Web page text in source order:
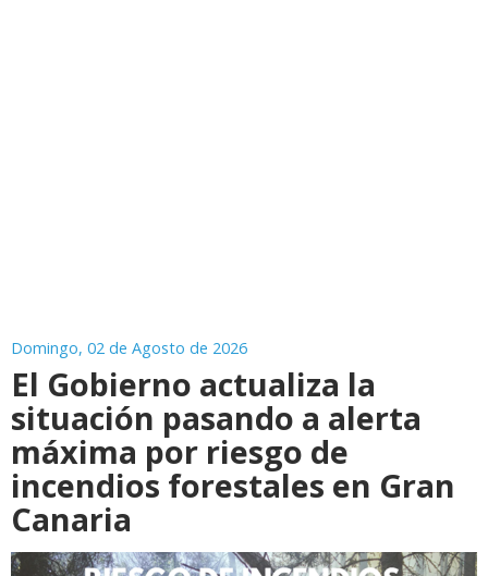
Domingo, 02 de Agosto de 2026
El Gobierno actualiza la
situación pasando a alerta
máxima por riesgo de
incendios forestales en Gran
Canaria